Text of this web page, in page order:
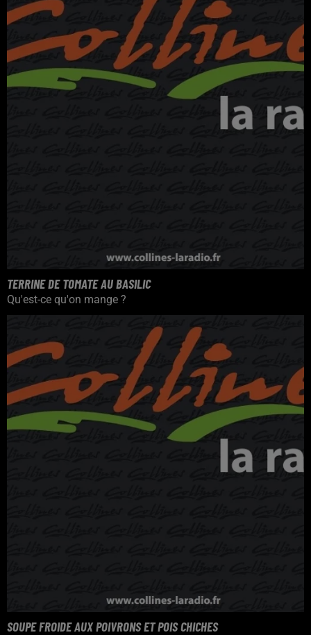
TERRINE DE TOMATE AU BASILIC
Qu'est-ce qu'on mange ?
SOUPE FROIDE AUX POIVRONS ET POIS CHICHES